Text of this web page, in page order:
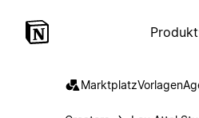
Produkt
MarktplatzVorlagen